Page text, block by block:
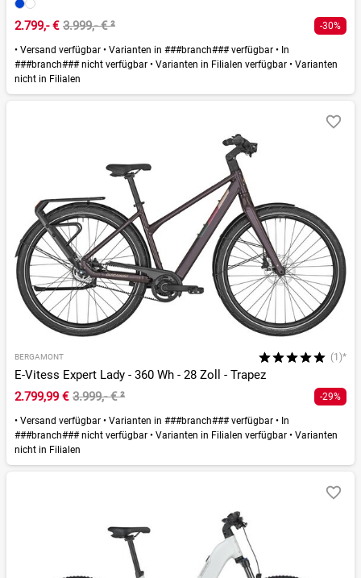
2.799,- € 3.999,- €² -30%
• Versand verfügbar • Varianten in ###branch### verfügbar • In
###branch### nicht verfügbar • Varianten in Filialen verfügbar • Varianten
nicht in Filialen
BERGAMONT (1)*
E-Vitess Expert Lady - 360 Wh - 28 Zoll - Trapez
2.799,99 € 3.999,- €² -29%
• Versand verfügbar • Varianten in ###branch### verfügbar • In
###branch### nicht verfügbar • Varianten in Filialen verfügbar • Varianten
nicht in Filialen